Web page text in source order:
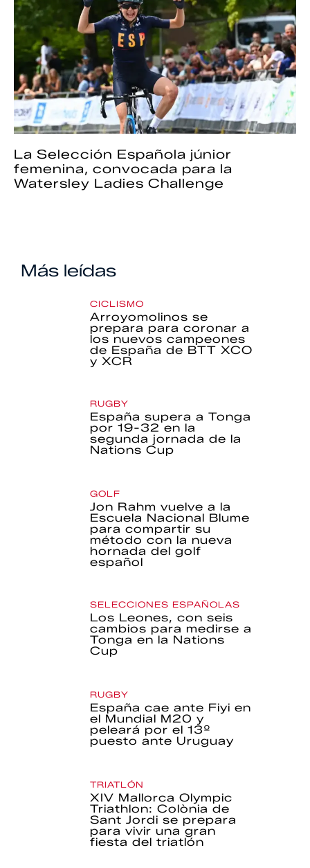
La Selección Española júnior
femenina, convocada para la
Watersley Ladies Challenge
Más leídas
CICLISMO
Arroyomolinos se
prepara para coronar a
los nuevos campeones
de España de BTT XCO
y XCR
RUGBY
España supera a Tonga
por 19-32 en la
segunda jornada de la
Nations Cup
GOLF
Jon Rahm vuelve a la
Escuela Nacional Blume
para compartir su
método con la nueva
hornada del golf
español
SELECCIONES ESPAÑOLAS
Los Leones, con seis
cambios para medirse a
Tonga en la Nations
Cup
RUGBY
España cae ante Fiyi en
el Mundial M20 y
peleará por el 13º
puesto ante Uruguay
TRIATLÓN
XIV Mallorca Olympic
Triathlon: Colònia de
Sant Jordi se prepara
para vivir una gran
fiesta del triatlón